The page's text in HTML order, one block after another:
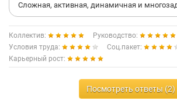
на другой работе. И что совсем не приятно,
руководство не хочет прощать, не
или вовсе) планов работы и отчетов, не
что ты, вместо 3-5 заказчиков в день,
и не проводишь встреч.
Судя по бурной активности на этой
сейчас делать нечего.А не пробовали
в компании, работа в которой вам и по
Попробуйте! Тогда Вы станете участниками
Сложная, активная, динамичная и
Коллектив:
Руководство:
Условия труда:
Соц.пакет:
Карьерный рост:
Посмотреть ответы (2)